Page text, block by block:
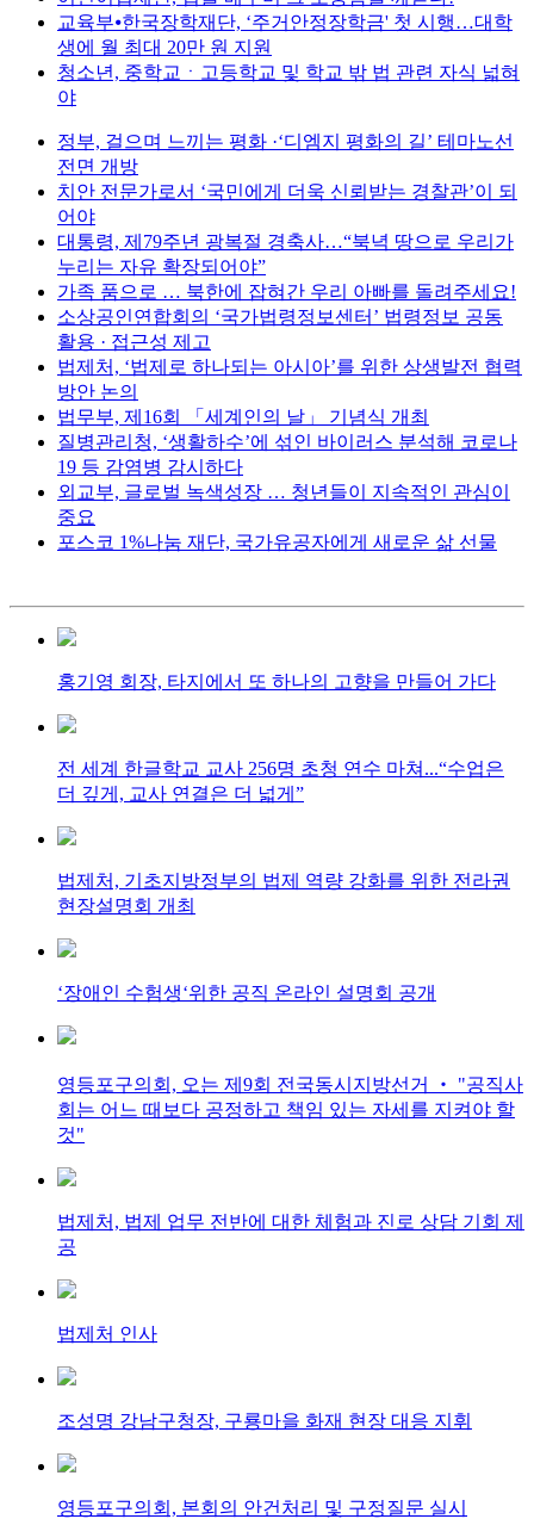
교육부⦁한국장학재단, ‘주거안정장학금' 첫 시행…대학
생에 월 최대 20만 원 지원
청소년, 중학교ㆍ고등학교 및 학교 밖 법 관련 자식 넓혀
야
정부, 걸으며 느끼는 평화 ·‘디엠지 평화의 길’ 테마노선
전면 개방
치안 전문가로서 ‘국민에게 더욱 신뢰받는 경찰관’이 되
어야
대통령, 제79주년 광복절 경축사…“북녁 땅으로 우리가
누리는 자유 확장되어야”
가족 품으로 … 북한에 잡혀간 우리 아빠를 돌려주세요!
소상공인연합회의 ‘국가법령정보센터’ 법령정보 공동
활용 · 접근성 제고
법제처, ‘법제로 하나되는 아시아’를 위한 상생발전 협력
방안 논의
법무부, 제16회 「세계인의 날」 기념식 개최
질병관리청, ‘생활하수’에 섞인 바이러스 분석해 코로나
19 등 감염병 감시하다
외교부, 글로벌 녹색성장 … 청년들이 지속적인 관심이
중요
포스코 1%나눔 재단, 국가유공자에게 새로운 삶 선물
홍기영 회장, 타지에서 또 하나의 고향을 만들어 가다
전 세계 한글학교 교사 256명 초청 연수 마쳐...“수업은
더 깊게, 교사 연결은 더 넓게”
법제처, 기초지방정부의 법제 역량 강화를 위한 전라권
현장설명회 개최
‘장애인 수험생‘위한 공직 온라인 설명회 공개
영등포구의회, 오는 제9회 전국동시지방선거 ‧ "공직사
회는 어느 때보다 공정하고 책임 있는 자세를 지켜야 할
것"
법제처, 법제 업무 전반에 대한 체험과 진로 상담 기회 제
공
법제처 인사
조성명 강남구청장, 구룡마을 화재 현장 대응 지휘
영등포구의회, 본회의 안건처리 및 구정질문 실시